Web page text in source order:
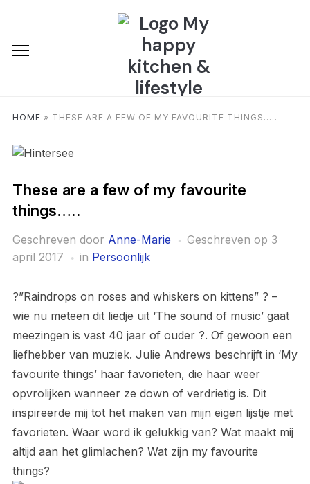
HOME » THESE ARE A FEW OF MY FAVOURITE THINGS…..
These are a few of my favourite
things…..
Geschreven door Anne-Marie Geschreven op 3
april 2017
in Persoonlijk
?”Raindrops on roses and whiskers on kittens” ? –
wie nu meteen dit liedje uit ‘The sound of music’ gaat
meezingen is vast 40 jaar of ouder ?. Of gewoon een
liefhebber van muziek. Julie Andrews beschrijft in ‘My
favourite things’ haar favorieten, die haar weer
opvrolijken wanneer ze down of verdrietig is. Dit
inspireerde mij tot het maken van mijn eigen lijstje met
favorieten. Waar word ik gelukkig van? Wat maakt mij
altijd aan het glimlachen? Wat zijn my favourite
things?